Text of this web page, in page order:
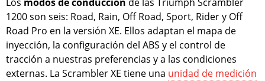
1200 son seis: Road, Rain, Off Road, Sport, Rider y Off
Road Pro en la versión XE. Ellos adaptan el mapa de
inyección, la configuración del ABS y el control de
tracción a nuestras preferencias y a las condiciones
externas. La Scrambler XE tiene una unidad de medición